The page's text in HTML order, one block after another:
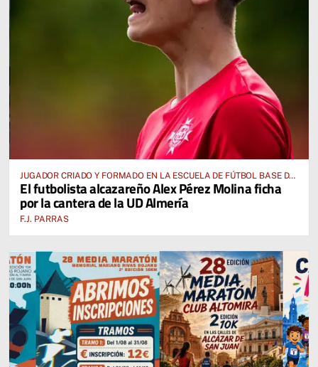
JUGADOR CRIADO Y FORMADO EN LA ESCUELA DE FÚTBOL BASE DE
ALCÁZAR DE SAN JUAN
El futbolista alcazareño Alex Pérez Molina ficha
por la cantera de la UD Almería
F.J. PARRAS